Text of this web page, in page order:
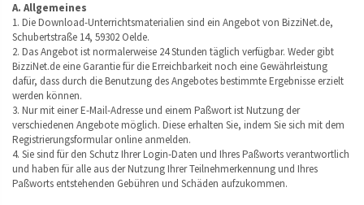
A. Allgemeines
1. Die Download-Unterrichtsmaterialien sind ein Angebot von BizziNet.de,
Schubertstraße 14, 59302 Oelde.
2. Das Angebot ist normalerweise 24 Stunden täglich verfügbar. Weder gibt
BizziNet.de eine Garantie für die Erreichbarkeit noch eine Gewährleistung
dafür, dass durch die Benutzung des Angebotes bestimmte Ergebnisse erzielt
werden können.
3. Nur mit einer E-Mail-Adresse und einem Paßwort ist Nutzung der
verschiedenen Angebote möglich. Diese erhalten Sie, indem Sie sich mit dem
Registrierungsformular online anmelden.
4. Sie sind für den Schutz Ihrer Login-Daten und Ihres Paßworts verantwortlich
und haben für alle aus der Nutzung Ihrer Teilnehmerkennung und Ihres
Paßworts entstehenden Gebühren und Schäden aufzukommen.